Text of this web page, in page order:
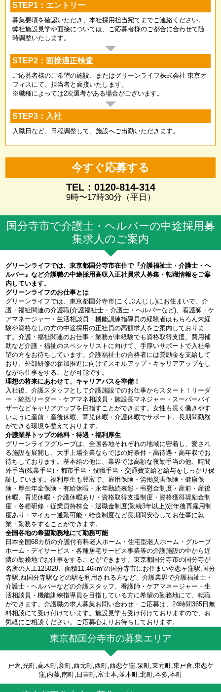
STEP1：エントリー
募集要項を確認いただき、本社採用担当宛てまでご連絡ください。
弊社施設見学や面接については、ご応募者様のご都合に合わせて随
時調整いたします。
STEP2：面接適正検査
ご応募者様のご希望の施設、またはグリーンライフ株式会社 東京オ
フィスにて、担当者と面接いたします。
※職種によっては2次選考がある場合がございます。
STEP3：入社
入職日など、日程調整して、施設へご出勤いただきます。
今すぐ応募する
TEL：0120-814-314
9時〜17時30分（平日）
国分寺市で介護士・ヘルパーの中途採用募
集求人のご案内
グリーンライフでは、東京都国分寺市在住で『介護福祉士・介護士・ヘ
ルパー』など介護職の中途採用高収入正社員求人募集・転職情報をご案
内しています。
グリーンライフのお仕事とは
グリーンライフでは、東京都国分寺市(こくぶんじし)にお住まいで、介
護・福祉関連の介護職(介護福祉士・介護士・ヘルパーなど)、看護師・ケ
アマネージャー・生活相談員・機能訓練指導員の経験者はもちろん未経
験や資格なしの方の中途採用の正社員の高額求人をご案内しておりま
す。介護・福祉関連のお仕事・業務が未経験でも資格取得支援、費用補
助など介護・福祉のスペシャリストに向けて、手厚いサポートで入社希
望の方をお待ちしています。介護福祉士の合格者には奨励金を支給して
おり、外部研修の参加推進に向けてスキルアップ・キャリアアップをし
ながら仕事をすることが可能です。
理想の将来にあわせて、キャリアパスを準備！
入社後、介護スタッフとして介護施設でのお仕事からスタート！リーダ
ー・統括リーダー・ケアマネ相談員・施設長マネジャー・スーパーバイ
ザーなどキャリアアップを目指すことができます。女性も長く働きやす
いように産前・産後休暇、育児休暇・介護休暇でサポート。長期間勤務
ができる環境を整えております。
介護業界トップの給料・待遇・福利厚生
グリーンライフグループは、全国各地それぞれの地域に密着し、愛され
る施設を展開し、大手上場企業ならではの好条件・高待遇・高年収でお
待ちしております。基本給の他に、業界では高額な夜勤手当の他、時間
外手当(残業手当)・都市手当・役職手当・交通費支給と給与をしっかり保
証しています。福利厚生も豊富で、雇用保険・労働災害保険・健康保
険・厚生年金保険・有給休暇・永年勤続表彰・弔慰金制度・産前・産後
休暇、育児休暇・介護休暇あり・資格取得支援制度・資格獲得奨励金制
度・各種研修・従業員持株会・退職金制度(勤続3年以上)定年後再雇用制
度あり・マイカー通勤可能・給食制度など長期間安心してお仕事に就
業・勤務をすることができます。
全国各地の希望勤務地にて勤務可能
日本全国68カ所の介護付有料老人ホーム・住宅型老人ホーム・グループ
ホーム・デイサービス・各種居宅サービス事業等の介護施設の中から近
隣の勤務地でお仕事をすることができます。東京都国分寺市の国分寺が
名所の人工125029、面積11.46km²の国分寺市にお住まいや恋ヶ窪駅,国分
寺駅,西国分寺駅などの駅を利用される方など、介護業界で介護福祉士・
介護士・ヘルパーなどの介護スタッフ、看護師・ケアマネージャー・生
活相談員・機能訓練指導員を目指している方に希望の勤務地にて、転職
ができます。介護職の求人募集お問い合わせ・ご応募は、24時間365日無
料相談にて受け付けています。施設見学も受け付けておりますので、お
気軽にご相談ください。ご応募心よりお待ちしております。
東京都国分寺市の募集エリア
戸倉,光町,高木町,新町,西元町,西町,西恋ケ窪,泉町,東元町,東戸倉,東恋ケ
窪,内藤,南町,日吉町,富士本,並木町,北町,本多,本町